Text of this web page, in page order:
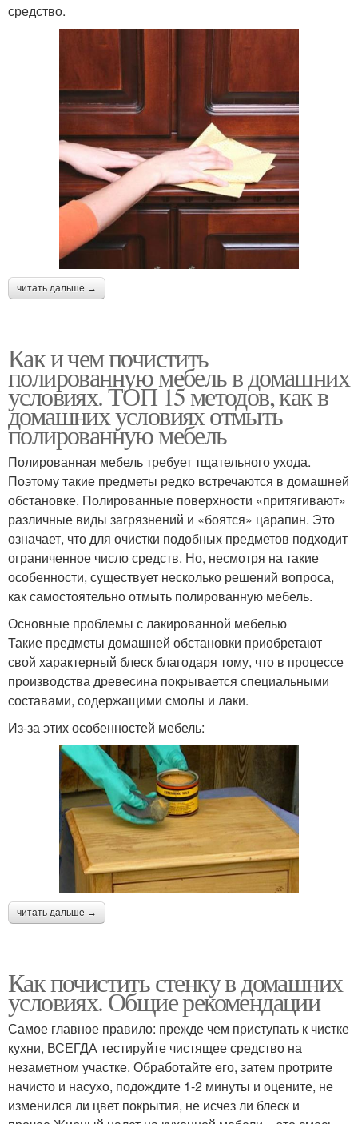
средство.
читать дальше →
Как и чем почистить
полированную мебель в домашних
условиях. ТОП 15 методов, как в
домашних условиях отмыть
полированную мебель
Полированная мебель требует тщательного ухода.
Поэтому такие предметы редко встречаются в домашней
обстановке. Полированные поверхности «притягивают»
различные виды загрязнений и «боятся» царапин. Это
означает, что для очистки подобных предметов подходит
ограниченное число средств. Но, несмотря на такие
особенности, существует несколько решений вопроса,
как самостоятельно отмыть полированную мебель.
Основные проблемы с лакированной мебелью
Такие предметы домашней обстановки приобретают
свой характерный блеск благодаря тому, что в процессе
производства древесина покрывается специальными
составами, содержащими смолы и лаки.
Из-за этих особенностей мебель:
читать дальше →
Как почистить стенку в домашних
условиях. Общие рекомендации
Самое главное правило: прежде чем приступать к чистке
кухни, ВСЕГДА тестируйте чистящее средство на
незаметном участке. Обработайте его, затем протрите
начисто и насухо, подождите 1-2 минуты и оцените, не
изменился ли цвет покрытия, не исчез ли блеск и